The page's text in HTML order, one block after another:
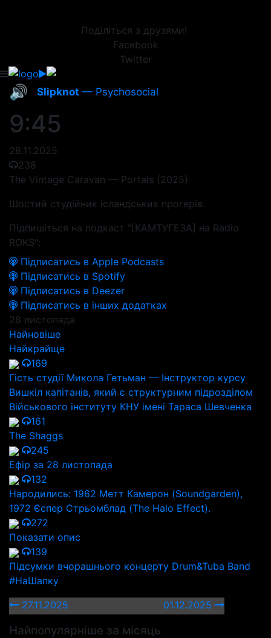
Поділіться з друзями!
Facebook
Twitter
🔊 Slipknot — Psychosocial
9:45
28.11.2025
238
The Vintage Caravan — Portals (2025)
Шостий студійник ісландських прогерів.
Підпишіться на подкаст "[КАМТУГЕЗА] на Radio
ROKS":
Підписатись в Apple Podcasts
Підписатись в Spotify
Підписатись в Deezer
Підписатись в інших додатках
28 листопада
Найновіше
Найкрайще
169
Гість студії Микола Гетьман — Інструктор курсу
Вишкіл капітанів, який є структурним підрозділом
Військового інституту КНУ імені Тараса Шевченка
161
The Shaggs
245
Ефір за 28 листопада
132
Народились: 1962 Метт Камерон (Soundgarden),
1972 Єспер Стрьомблад (The Halo Effect).
272
Показати опис
139
Підсумки вчорашнього концерту Drum&Tuba Band
#НаШапку
27.11.2025
01.12.2025
Найпопулярніше за місяць